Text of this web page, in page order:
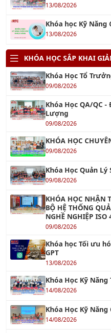
13/08/2026
Khóa học Kỹ Năng
13/08/2026
KHÓA HỌC SẮP KHAI
Khóa Học Tổ
09/08/2026
Khóa Học QA/QC
Lượng
09/08/2026
KHÓA HỌC
09/08/2026
Khóa Học Quản
09/08/2026
KHÓA HỌC NHẬN
BỘ HỆ THỐNG
NGHỀ NGHIỆP ISO
09/08/2026
Khóa học Tối ưu
GPT
13/08/2026
Khóa Học Kỹ
14/08/2026
Khóa Học Kỹ
14/08/2026